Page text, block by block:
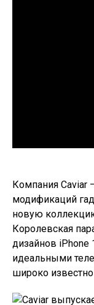
Компания Caviar
модификаций
новую
Королевская
дизайнов iPhone
идеальными
широко